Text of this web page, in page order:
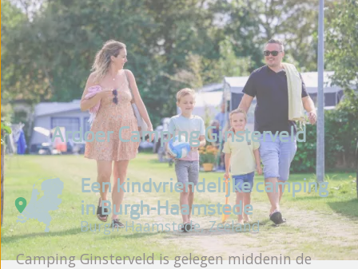
Ardoer Camping Ginsterveld
Een kindvriendelijke camping
in Burgh-Haamstede
Burgh-Haamstede, Zeeland
Camping Ginsterveld is gelegen middenin de